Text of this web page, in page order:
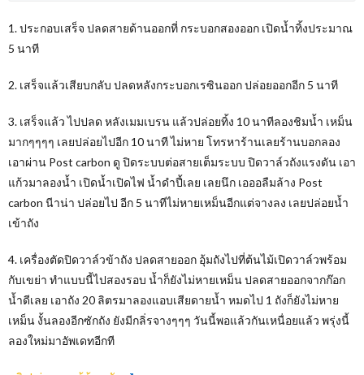
1. ประกอบเสร็จ ปลดสายด้านออกที่ กระบอกสองออก เปิดน้ำทิ้งประมาณ
5 นาที
2. เสร็จแล้วเสียบกลับ ปลดหลังกระบอกเรซินออก ปล่อยออกอีก 5 นาที
3. เสร็จแล้ว ไปปลด หลังเมมเบรน แล้วปล่อยทิ้ง 10 นาทีลองชิมน้ำ เหม็น
มากๆๆๆๆ เลยปล่อยไปอีก 10 นาที ไม่หาย โทรหาร้านเลยร้านบอกลอง
เอาผ่าน Post carbon ดู ปิดระบบต่อสายเต็มระบบ ปิดวาล์วถังแรงดัน เอา
แก้วมาลองน้ำ เปิดน้ำเปิดไฟ น้ำดำปี้เลย เลยนึก เอออลืมล้าง Post
carbon นีาน่า ปล่อยไป อีก 5 นาทีไม่หายเหม็นอีกแต่จางลง เลยปล่อยน้ำ
เข้าถัง
4. เครื่องตัดปิดวาล์วข้าถัง ปลดสายออก อุ้มถังไปที่ต้นไม้เปิดวาล์วพร้อม
กับเขย่า ทำแบบนี้ไปสองรอบ น้ำก็ยังไม่หายเหม็น ปลดสายออกจากก๊อก
น้ำดีเลย เอาถัง 20 ลิตรมาลองแอบเสียดายน้ำ หมดไป 1 ถังก็ยังไม่หาย
เหม็น งั้นลองอีกซักถัง ยังมีกลิ่รจางๆๆๆ วันนี้พอแล้วกันเหนื่อยแล้ว พรุ่งนี้
ลองใหม่มาอัพเดทอีกที